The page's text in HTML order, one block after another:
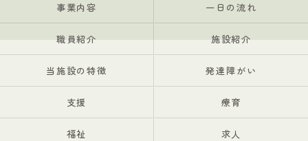
事業内容 一日の流れ
職員紹介 施設紹介
当施設の特徴 発達障がい
支援 療育
福祉 求人